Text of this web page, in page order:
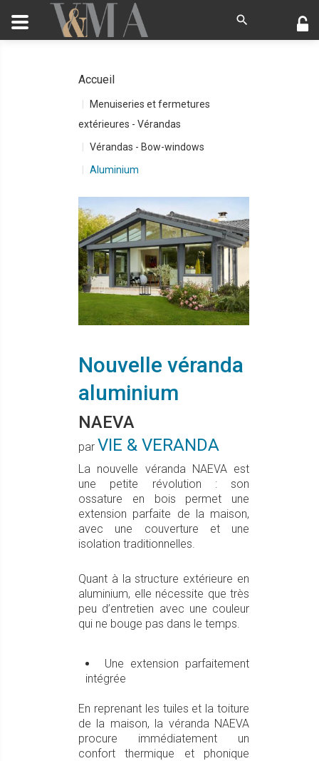
Accueil
Menuiseries et fermetures
extérieures - Vérandas
Vérandas - Bow-windows
Aluminium
Nouvelle véranda
aluminium
NAEVA
par VIE & VERANDA
La nouvelle véranda NAEVA est
une petite révolution : son
ossature en bois permet une
extension parfaite de la maison,
avec une couverture et une
isolation traditionnelles.
Quant à la structure extérieure en
aluminium, elle nécessite que très
peu d’entretien avec une couleur
qui ne bouge pas dans le temps.
Une extension parfaitement
intégrée
En reprenant les tuiles et la toiture
de la maison, la véranda NAEVA
procure immédiatement un
confort thermique et phonique